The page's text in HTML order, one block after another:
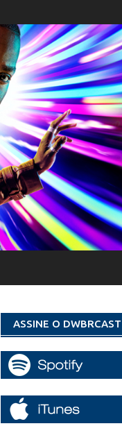
ASSINE O DWBRCAST